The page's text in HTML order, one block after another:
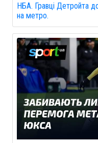
НБА. Гравці Детройта
на метро.